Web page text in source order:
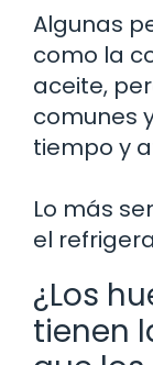
Algunas
como la
aceite,
comunes
tiempo y
Lo más
el
¿Los
tienen